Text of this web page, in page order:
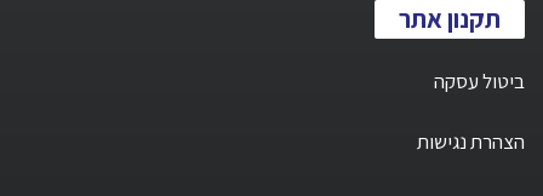
תקנון אתר
ביטול עסקה
הצהרת נגישות